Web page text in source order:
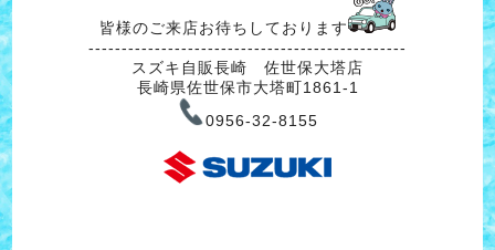
皆様のご来店お待ちしております
------------------------------------------------
スズキ自販長崎 佐世保大塔店
長崎県佐世保市大塔町1861-1
0956-32-8155